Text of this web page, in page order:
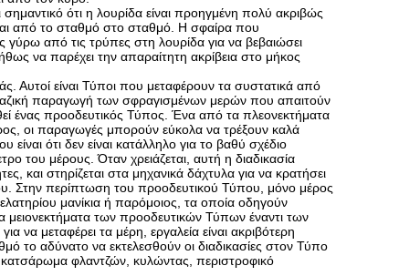
ότι η λουρίδα είναι προηγμένη πολύ ακριβώς
από το σταθμό στο σταθμό. Η σφαίρα που
γύρω από τις τρύπες στη λουρίδα για να βεβαιώσει
να παρέχει την απαραίτητη ακρίβεια στο μήκος
Αυτοί είναι Τύποι που μεταφέρουν τα συστατικά από
παραγωγή των σφραγισμένων μερών που απαιτούν
ένας προοδευτικός Τύπος. Ένα από τα πλεονεκτήματα
οι παραγωγές μπορούν εύκολα να τρέξουν καλά
ότι δεν είναι κατάλληλο για το βαθύ σχέδιο
του μέρους. Όταν χρειάζεται, αυτή η διαδικασία
και στηρίζεται στα μηχανικά δάχτυλα για να κρατήσει
Στην περίπτωση του προοδευτικού Τύπου, μόνο μέρος
μανίκια ή παρόμοιος, τα οποία οδηγούν
των προοδευτικών Τύπων έναντι των
να μεταφέρει τα μέρη, εργαλεία είναι ακριβότερη
το αδύνατο να εκτελεσθούν οι διαδικασίες στον Τύπο
φλαντζών, κυλώντας, περιστροφικό